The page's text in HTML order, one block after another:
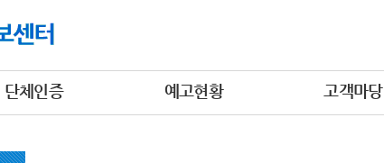
단체인증 예고현황 고객마당